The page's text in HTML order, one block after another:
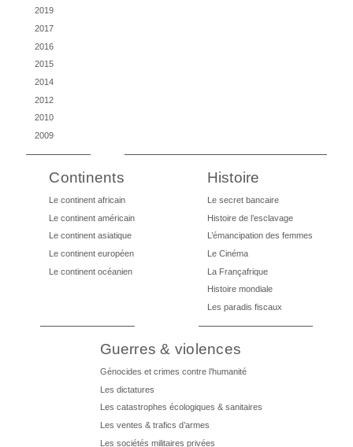
2019
2017
2016
2015
2014
2012
2010
2009
Continents
Le continent africain
Le continent américain
Le continent asiatique
Le continent européen
Le continent océanien
Histoire
Le secret bancaire
Histoire de l’esclavage
L’émancipation des femmes
Le Cinéma
La Françafrique
Histoire mondiale
Les paradis fiscaux
Guerres & violences
Génocides et crimes contre l’humanité
Les dictatures
Les catastrophes écologiques & sanitaires
Les ventes & trafics d’armes
Les sociétés militaires privées